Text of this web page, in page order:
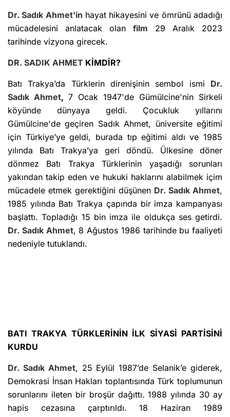
Dr. Sadık Ahmet'in hayat hikayesini ve ömrünü adadığı
mücadelesini anlatacak olan film 29 Aralık 2023
tarihinde vizyona girecek.
DR. SADIK AHMET KİMDİR?
Batı Trakya’da Türklerin direnişinin sembol ismi Dr.
Sadık Ahmet, 7 Ocak 1947'de Gümülcine'nin Sirkeli
köyünde dünyaya geldi. Çocukluk yıllarını
Gümülcine'de geçiren Sadık Ahmet, üniversite eğitimi
için Türkiye’ye geldi, burada tıp eğitimi aldı ve 1985
yılında Batı Trakya’ya geri döndü. Ülkesine döner
dönmez Batı Trakya Türklerinin yaşadığı sorunları
yakından takip eden ve hukuki haklarını alabilmek içim
mücadele etmek gerektiğini düşünen Dr. Sadık Ahmet,
1985 yılında Batı Trakya çapında bir imza kampanyası
başlattı. Topladığı 15 bin imza ile oldukça ses getirdi.
Dr. Sadık Ahmet, 8 Ağustos 1986 tarihinde bu faaliyeti
nedeniyle tutuklandı.
BATI TRAKYA TÜRKLERİNİN İLK SİYASİ PARTİSİNİ
KURDU
Dr. Sadık Ahmet, 25 Eylül 1987’de Selanik’e giderek,
Demokrasi İnsan Hakları toplantısında Türk toplumunun
sorunlarını ileten bir broşür dağıttı. 1988 yılında 30 ay
hapis cezasına çarptırıldı. 18 Haziran 1989